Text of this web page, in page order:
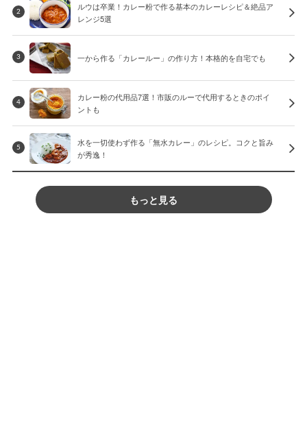
2
ルウは卒業！カレー粉で作る基本のカレーレシピ＆絶品ア
レンジ5選
3 一から作る「カレールー」の作り方！本格的を自宅でも
4
カレー粉の代用品7選！市販のルーで代用するときのポイ
ントも
5
水を一切使わず作る「無水カレー」のレシピ。コクと旨み
が秀逸！
もっと見る